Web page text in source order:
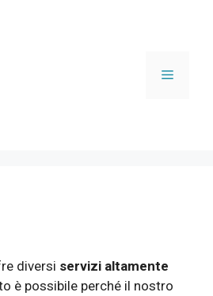
Menu
diversi servizi altamente
è possibile perché il nostro